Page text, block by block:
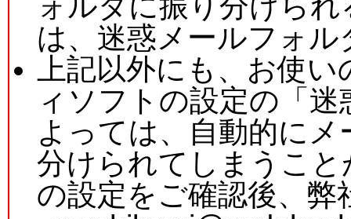
は、迷惑メールフォ
上記以外にも、お使
ィソフトの設定の「
よっては、自動的に
分けられてしまうこ
の設定をご確認後、